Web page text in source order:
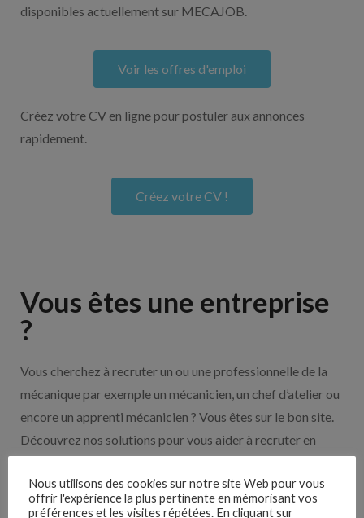
disponibles actuellement sur MECAJOB.
Voir les offres d'emploi
Créez votre CV en ligne pour postuler aux annonces
rapidement.
Créez votre CV !
Vous êtes une entreprise
?
Vous cherchez à recruter un ou une professionnelle de la
mécanique par exemple un mécanicien, un chef d’atelier ou
encore un apprenti mécanicien ? Vous êtes sur le bon site.
Découvrez nos solutions pour vous aider à recruter en
Nous utilisons des cookies sur notre site Web pour vous
offrir l'expérience la plus pertinente en mémorisant vos
préférences et les visites répétées. En cliquant sur